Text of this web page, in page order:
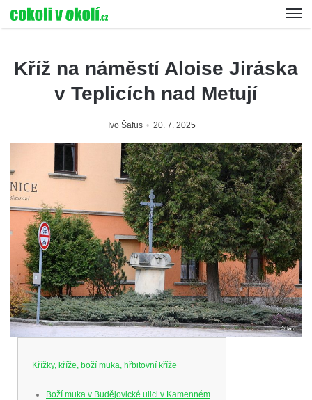
Kříž na náměstí Aloise Jiráska
v Teplicích nad Metují
Ivo Šafus 20. 7. 2025
Křížky, kříže, boží muka, hřbitovní kříže
Boží muka v Budějovické ulici v Kamenném